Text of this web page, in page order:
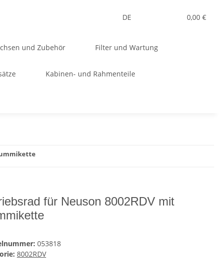
DE 0,00 €
und Zubehör Filter und Wartung
Kabinen- und Rahmenteile
für Neuson 8002RDV mit
053818
8002RDV